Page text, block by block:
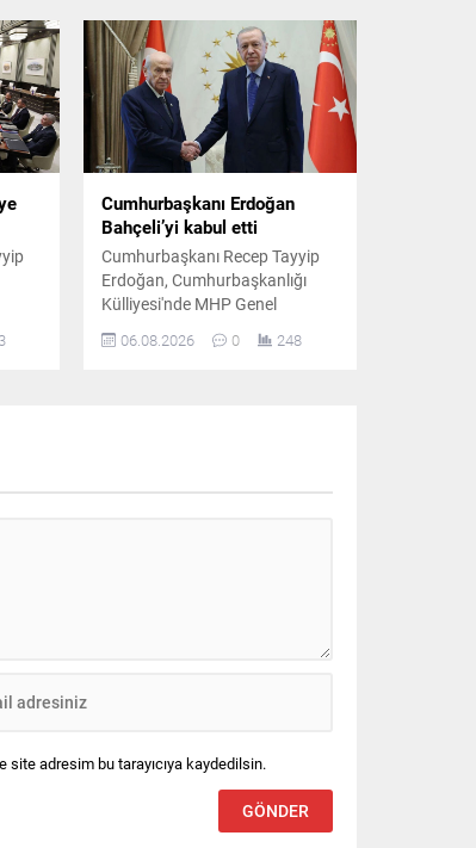
sonucunda alındığı açıklandı.
Cumhurbaşkanı Erdoğan
Bahçeli’yi kabul etti
Cumhurbaşkanı Recep Tayyip
Erdoğan, Cumhurbaşkanlığı
Külliyesi'nde MHP Genel
Başkanı Devlet Bahçeli ile bir
araya geldi. Yaklaşık 45 dakika
06.08.2026 0 248
site adresim bu tarayıcıya kaydedilsin.